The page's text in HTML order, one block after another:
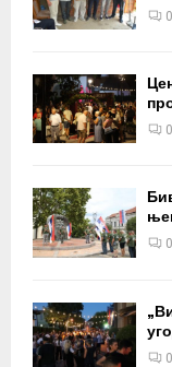
0
0
0
0